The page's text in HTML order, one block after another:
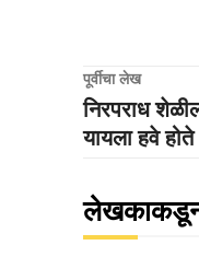
पूर्वीचा लेख
निरपराध
यायला हवे होते